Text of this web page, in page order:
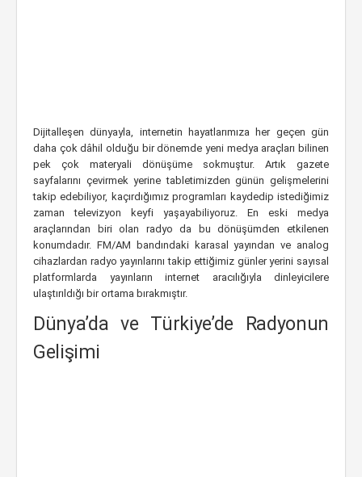
Dijitalleşen dünyayla, internetin hayatlarımıza her geçen gün
daha çok dâhil olduğu bir dönemde yeni medya araçları bilinen
pek çok materyali dönüşüme sokmuştur. Artık gazete
sayfalarını çevirmek yerine tabletimizden günün gelişmelerini
takip edebiliyor, kaçırdığımız programları kaydedip istediğimiz
zaman televizyon keyfi yaşayabiliyoruz. En eski medya
araçlarından biri olan radyo da bu dönüşümden etkilenen
konumdadır. FM/AM bandındaki karasal yayından ve analog
cihazlardan radyo yayınlarını takip ettiğimiz günler yerini sayısal
platformlarda yayınların internet aracılığıyla dinleyicilere
ulaştırıldığı bir ortama bırakmıştır.
Dünya’da ve Türkiye’de Radyonun
Gelişimi